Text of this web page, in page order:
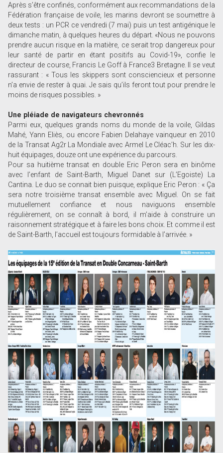
Après s’être confinés, conformément aux recommandations de la
Fédération française de voile, les marins devront se soumettre à
deux tests : un PCR ce vendredi (7 mai) puis un test antigénique le
dimanche matin, à quelques heures du départ. «Nous ne pouvons
prendre aucun risque en la matière, ce serait trop dangereux pour
leur santé de partir en étant positifs au Covid-19», confie le
directeur de course, Francis Le Goff à France3 Bretagne. Il se veut
rassurant : « Tous les skippers sont consciencieux et personne
n’a envie de rester à quai. Je sais qu’ils feront tout pour prendre le
moins de risques possibles. »
Une pléiade de navigateurs chevronnés
Parmi eux, quelques grands noms du monde de la voile, Gildas
Mahé, Yann Eliès, ou encore Fabien Delahaye vainqueur en 2010
de la Transat Ag2r La Mondiale avec Armel Le Cléac’h. Sur les dix-
huit équipages, douze ont une expérience du parcours.
Pour sa huitième transat en double Eric Peron sera en binôme
avec l’enfant de Saint-Barth, Miguel Danet sur (L’Egoiste) La
Cantina. Le duo se connait bien puisque, explique Eric Peron : « Ça
sera notre troisième transat ensemble avec Miguel. On se fait
mutuellement confiance et nous naviguons ensemble
régulièrement, on se connaît à bord, il m’aide à construire un
raisonnement stratégique et à faire les bons choix. Et comme il est
de Saint-Barth, l’accueil est toujours formidable à l’arrivée. »